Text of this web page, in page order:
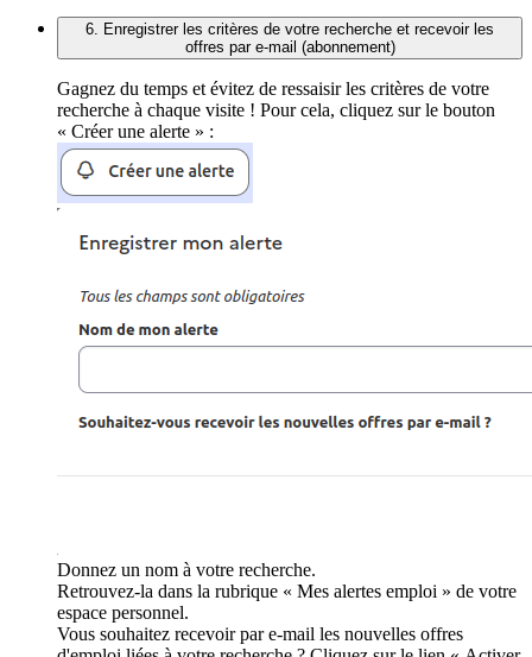
6. Enregistrer les critères de votre recherche et recevoir les
offres par e-mail (abonnement)
Gagnez du temps et évitez de ressaisir les critères de votre
recherche à chaque visite ! Pour cela, cliquez sur le bouton
« Créer une alerte » :
Donnez un nom à votre recherche.
Retrouvez-la dans la rubrique « Mes alertes emploi » de votre
espace personnel.
Vous souhaitez recevoir par e-mail les nouvelles offres